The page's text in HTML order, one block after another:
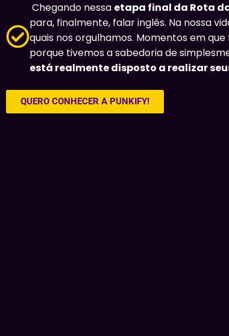
Chegando nessa etapa final da Rota
para, finalmente, falar inglês. Na nossa
quais nos orgulhamos. Momentos em
porque tivemos a sabedoria de
está realmente disposto a realizar
QUERO CONHECER A PUNKIFY!